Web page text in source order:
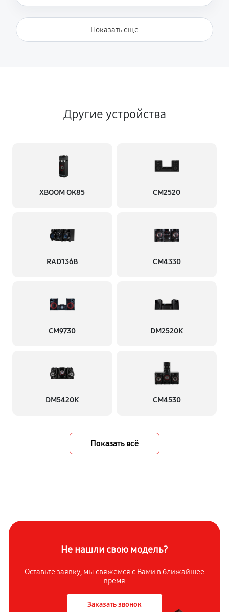
Показать ещё
Другие устройства
XBOOM OK85 CM2520
RAD136B CM4330
CM9730 DM2520K
DM5420K CM4530
Показать всё
Не нашли свою модель?
Оставьте заявку, мы свяжемся с Вами в ближайшее
время
Заказать звонок